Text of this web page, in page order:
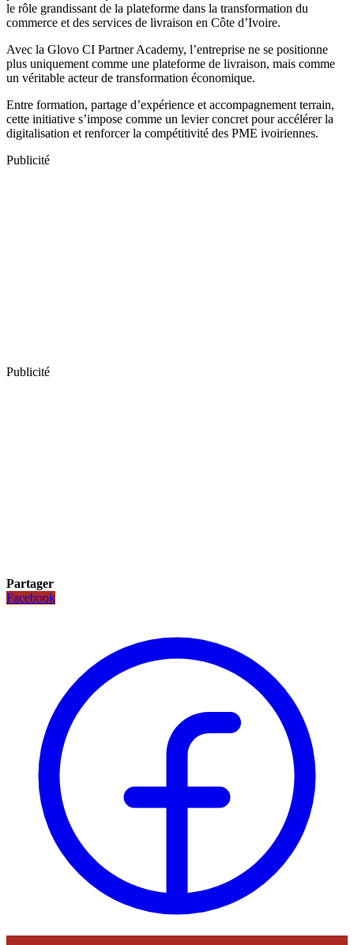
le rôle grandissant de la plateforme dans la transformation du
commerce et des services de livraison en Côte d’Ivoire.
Avec la Glovo CI Partner Academy, l’entreprise ne se positionne
plus uniquement comme une plateforme de livraison, mais comme
un véritable acteur de transformation économique.
Entre formation, partage d’expérience et accompagnement terrain,
cette initiative s’impose comme un levier concret pour accélérer la
digitalisation et renforcer la compétitivité des PME ivoiriennes.
Publicité
Publicité
Partager
Facebook